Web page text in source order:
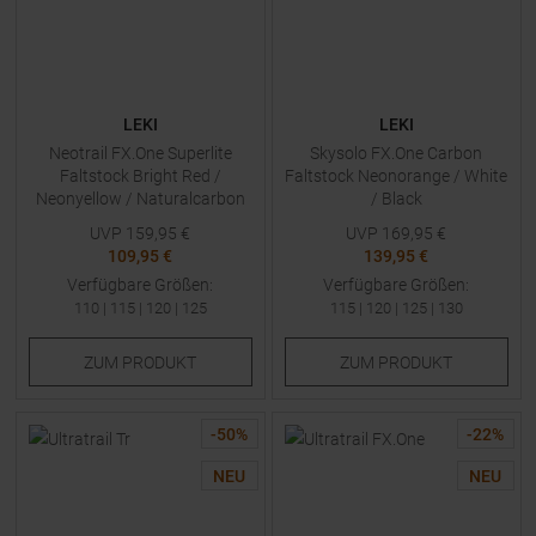
LEKI
Neotrail FX.One Superlite
Faltstock Bright Red /
Neonyellow / Naturalcarbon
UVP 159,95 €
109,95 €
Verfügbare Größen:
110 | 115 | 120 | 125
ZUM PRODUKT
LEKI
Skysolo FX.One Carbon
Faltstock Neonorange / White
/ Black
UVP 169,95 €
139,95 €
Verfügbare Größen:
115 | 120 | 125 | 130
ZUM PRODUKT
-50%
NEU
-22%
NEU